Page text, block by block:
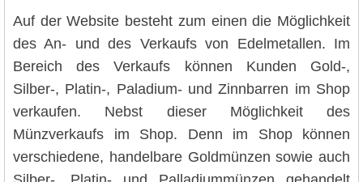
Auf der Website besteht zum einen die Möglichkeit
des An- und des Verkaufs von Edelmetallen. Im
Bereich des Verkaufs können Kunden Gold-,
Silber-, Platin-, Paladium- und Zinnbarren im Shop
verkaufen. Nebst dieser Möglichkeit des
Münzverkaufs im Shop. Denn im Shop können
verschiedene, handelbare Goldmünzen sowie auch